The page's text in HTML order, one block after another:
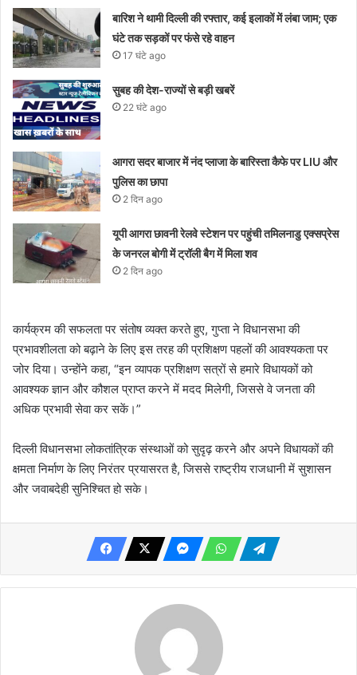
बारिश ने थामी दिल्ली की रफ्तार, कई इलाकों में लंबा जाम; एक
घंटे तक सड़कों पर फंसे रहे वाहन
17 घंटे ago
सुबह की देश-राज्यों से बड़ी खबरें
22 घंटे ago
आगरा सदर बाजार में नंद प्लाजा के बारिस्ता कैफे पर LIU और
पुलिस का छापा
2 दिन ago
यूपी आगरा छावनी रेलवे स्टेशन पर पहुंची तमिलनाडु एक्सप्रेस
के जनरल बोगी में ट्रॉली बैग में मिला शव
2 दिन ago
कार्यक्रम की सफलता पर संतोष व्यक्त करते हुए, गुप्ता ने विधानसभा की
प्रभावशीलता को बढ़ाने के लिए इस तरह की प्रशिक्षण पहलों की आवश्यकता पर
जोर दिया। उन्होंने कहा, “इन व्यापक प्रशिक्षण सत्रों से हमारे विधायकों को
आवश्यक ज्ञान और कौशल प्राप्त करने में मदद मिलेगी, जिससे वे जनता की
अधिक प्रभावी सेवा कर सकें।”
दिल्ली विधानसभा लोकतांत्रिक संस्थाओं को सुदृढ़ करने और अपने विधायकों की
क्षमता निर्माण के लिए निरंतर प्रयासरत है, जिससे राष्ट्रीय राजधानी में सुशासन
और जवाबदेही सुनिश्चित हो सके।